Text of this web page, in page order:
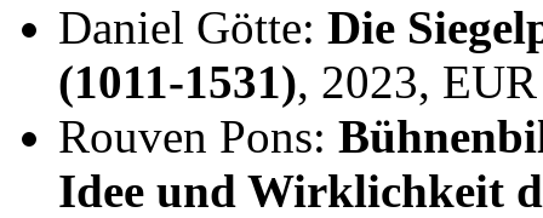
Daniel Götte: Die
(1011-1531), 2023,
Rouven Pons:
Idee und Wirklichkeit